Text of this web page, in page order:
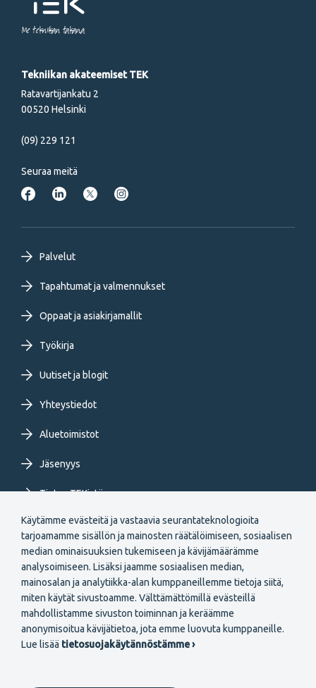
Käytämme evästeitä ja vastaavia seurantateknologioita
tarjoamamme sisällön ja mainosten räätälöimiseen, sosiaalisen
median ominaisuuksien tukemiseen ja kävijämäärämme
analysoimiseen. Lisäksi jaamme sosiaalisen median,
mainosalan ja analytiikka-alan kumppaneillemme tietoja siitä,
miten käytät sivustoamme. Välttämättömillä evästeillä
mahdollistamme sivuston toiminnan ja keräämme
anonymisoitua kävijätietoa, jota emme luovuta kumppaneille.
Lue lisää tietosuojakäytännöstämme ›
Me tekniikan takana
Tekniikan akateemiset TEK
Ratavartijankatu 2
00520 Helsinki
(09) 229 121
Seuraa meitä
Footer
primary
menu
FI
Palvelut
Tapahtumat ja valmennukset
Oppaat ja asiakirjamallit
Työkirja
Uutiset ja blogit
Yhteystiedot
Aluetoimistot
Jäsenyys
Tietoa TEKistä
Extranet
Secondary
Liity jäseneksi